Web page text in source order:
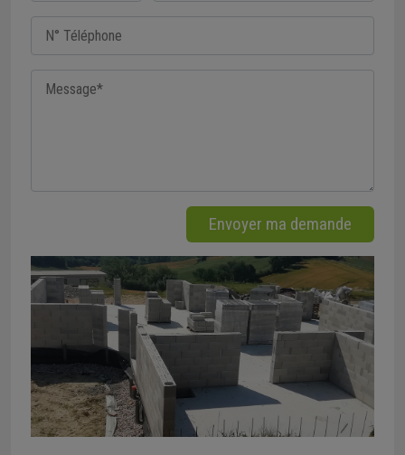
Envoyer ma demande